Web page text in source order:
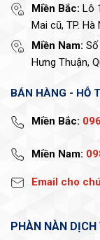
Miền Bắc: Lô
Mai cũ, TP. Hà
Miền Nam:
Hưng Thuận,
BÁN HÀNG - HỖ
Miền Bắc:
Miền Nam:
Email cho
PHÀN NÀN